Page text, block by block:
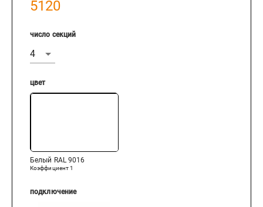
5120
число секций
цвет
Белый RAL 9016
Коэффициент1
подключение